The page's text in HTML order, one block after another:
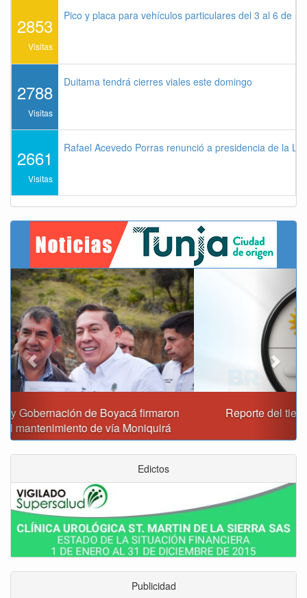
2853
Visitas
Pico y placa para vehículos particulares del 3 al 6 de
2788
Visitas
Duitama tendrá cierres viales este domingo
2661
Visitas
Rafael Acevedo Porras renunció a presidencia de la
Reporte del tiempo en Boyacá para el viernes
Previous
Edictos
Publicidad